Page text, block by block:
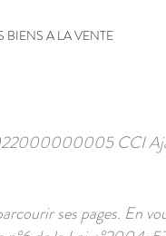
BIENS A LA VENTE
CCI
ses pages. En